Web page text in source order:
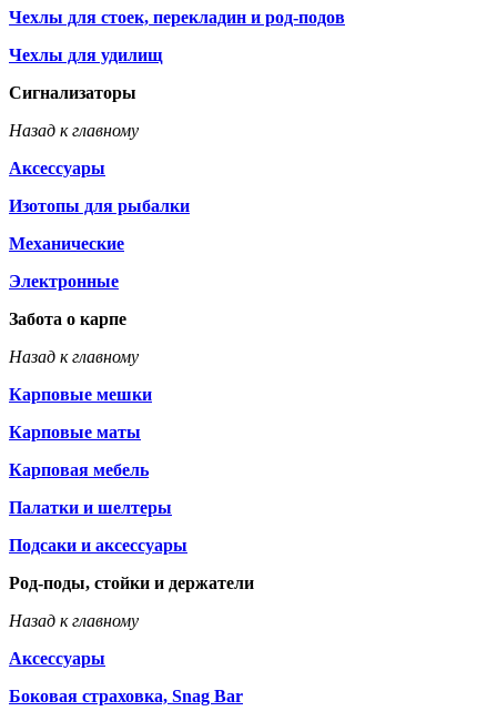
Чехлы для стоек, перекладин и род-подов
Чехлы для удилищ
Сигнализаторы
Назад к главному
Аксессуары
Изотопы для рыбалки
Механические
Электронные
Забота о карпе
Назад к главному
Карповые мешки
Карповые маты
Карповая мебель
Палатки и шелтеры
Подсаки и аксессуары
Род-поды, стойки и держатели
Назад к главному
Аксессуары
Боковая страховка, Snag Bar